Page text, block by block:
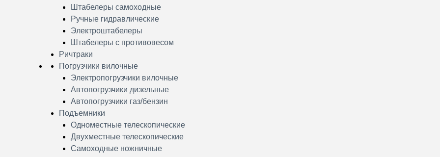
Штабелеры самоходные
Ручные гидравлические
Электроштабелеры
Штабелеры с противовесом
Ричтраки
Погрузчики вилочные
Электропогрузчики вилочные
Автопогрузчики дизельные
Автопогрузчики газ/бензин
Подъемники
Одноместные телескопические
Двухместные телескопические
Самоходные ножничные